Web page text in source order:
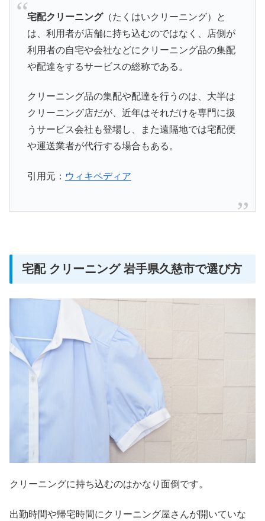
宅配クリーニング（たくはいクリーニング）と
は、利用者が店舗に持ち込むのではなく、店側が
利用者の自宅や会社などにクリーニング品の集配
や配達をするサービスの総称である。
クリーニング品の集配や配達を行うのは、大半は
クリーニング店だが、近年はそれだけを専門に扱
うサービス会社も登場し、また遠隔地では宅配便
や運送業者が代行する場合もある。
引用元： ウィキペディア
宅配 クリーニング 岩手県久慈市で選び方
クリーニングに持ち込むのはかなり面倒です。
出勤時間や帰宅時間にクリーニング屋さんが開いていな